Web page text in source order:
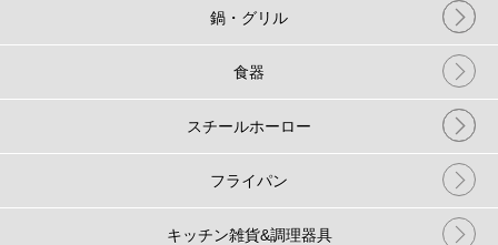
鍋・グリル
食器
スチールホーロー
フライパン
キッチン雑貨&調理器具